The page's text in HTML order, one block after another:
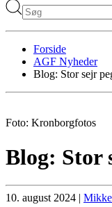
Forside
AGF Nyheder
Blog: Stor sejr
Foto: Kronborgfotos
Blog: Stor
10. august 2024 |